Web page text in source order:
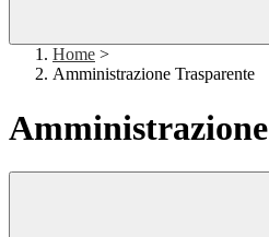
Home >
Amministrazione Trasparente